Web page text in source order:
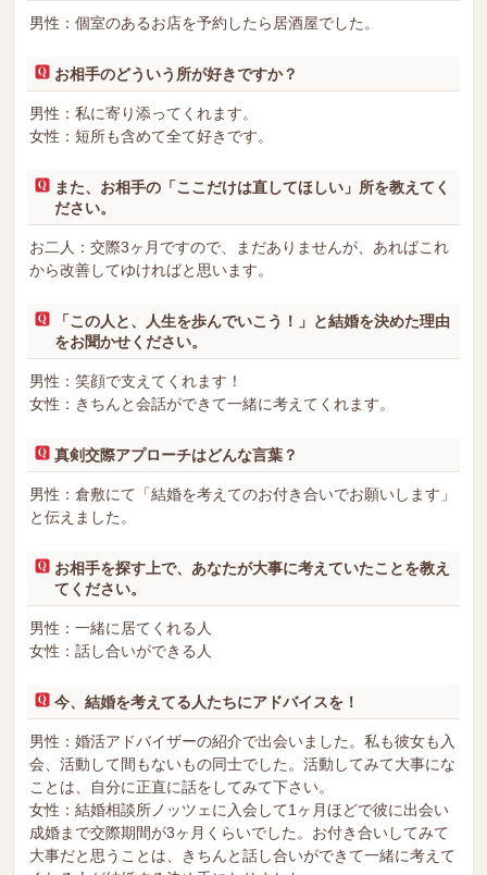
男性：個室のあるお店を予約したら居酒屋でした。
お相手のどういう所が好きですか？
男性：私に寄り添ってくれます。
女性：短所も含めて全て好きです。
また、お相手の「ここだけは直してほしい」所を教えてく
ださい。
お二人：交際3ヶ月ですので、まだありませんが、あればこれ
から改善してゆければと思います。
「この人と、人生を歩んでいこう！」と結婚を決めた理由
をお聞かせください。
男性：笑顔で支えてくれます！
女性：きちんと会話ができて一緒に考えてくれます。
真剣交際アプローチはどんな言葉？
男性：倉敷にて「結婚を考えてのお付き合いでお願いします」
と伝えました。
お相手を探す上で、あなたが大事に考えていたことを教え
てください。
男性：一緒に居てくれる人
女性：話し合いができる人
今、結婚を考えてる人たちにアドバイスを！
男性：婚活アドバイザーの紹介で出会いました。私も彼女も入
会、活動して間もないもの同士でした。活動してみて大事にな
ことは、自分に正直に話をしてみて下さい。
女性：結婚相談所ノッツェに入会して1ヶ月ほどで彼に出会い
成婚まで交際期間が3ヶ月くらいでした。お付き合いしてみて
大事だと思うことは、きちんと話し合いができて一緒に考えて